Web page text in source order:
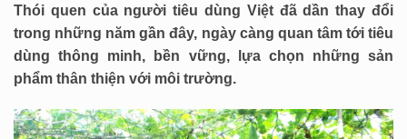
Thói quen của người tiêu dùng Việt đã dần thay đổi
trong những năm gần đây, ngày càng quan tâm tới tiêu
dùng thông minh, bền vững, lựa chọn những sản
phẩm thân thiện với môi trường.